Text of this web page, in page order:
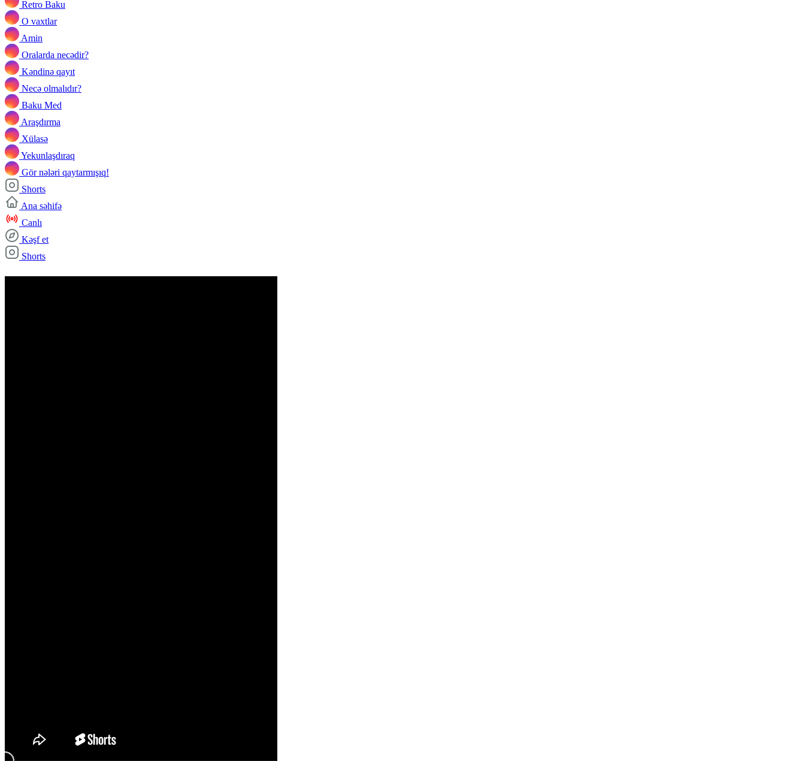
Retro Baku
O vaxtlar
Amin
Oralarda necədir?
Kəndinə qayıt
Necə olmalıdır?
Baku Med
Araşdırma
Xülasə
Yekunlaşdıraq
Gör nələri qaytarmışıq!
Shorts
Ana səhifə
Canlı
Kəşf et
Shorts